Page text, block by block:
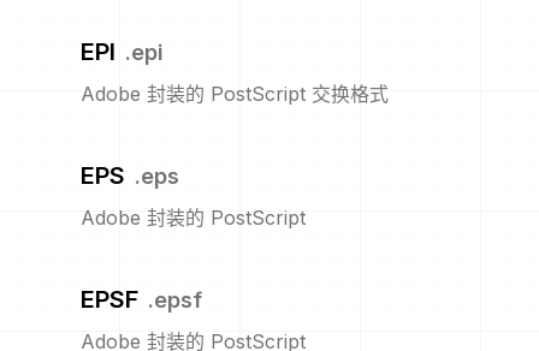
EPI .epi
Adobe 封装的 PostScript 交换格式
EPS .eps
Adobe 封装的 PostScript
EPSF .epsf
Adobe 封装的 PostScript